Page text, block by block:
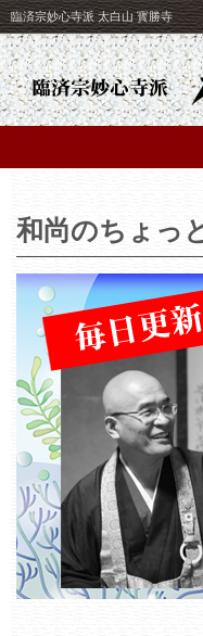
臨済宗妙心寺派 太白山 寳勝寺
和尚のちょっ